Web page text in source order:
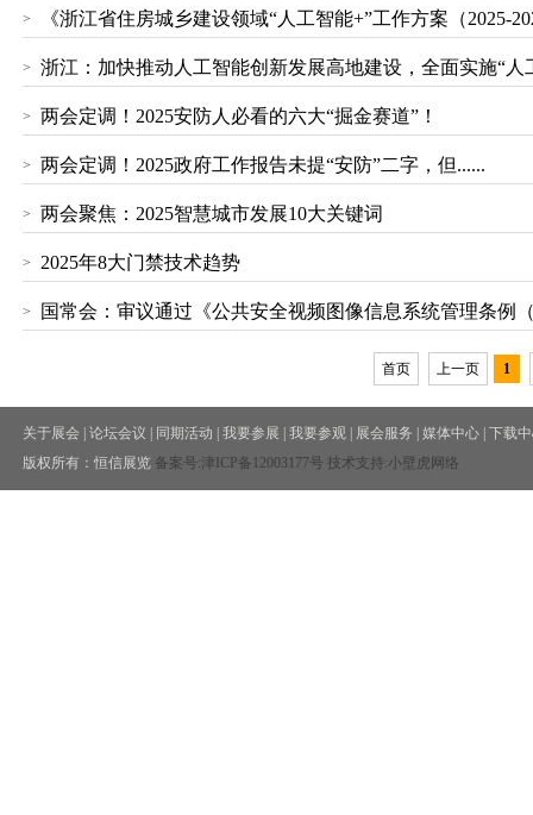
> 《浙江省住房城乡建设领域“人工智能+”工作方案（2025-
> 浙江：加快推动人工智能创新发展高地建设，全面实施“人
> 两会定调！2025安防人必看的六大“掘金赛道”！
> 两会定调！2025政府工作报告未提“安防”二字，但......
> 两会聚焦：2025智慧城市发展10大关键词
> 2025年8大门禁技术趋势
> 国常会：审议通过《公共安全视频图像信息系统管理条例
首页 上一页 1
关于展会 论坛会议 同期活动 我要参展 我要参观 展会服务 媒体中心 下载
版权所有：恒信展览 备案号:津ICP备12003177号 技术支持:小壁虎网络